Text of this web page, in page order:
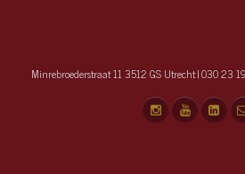
Minrebroederstraat 11 3512 GS Utrecht | 030 23